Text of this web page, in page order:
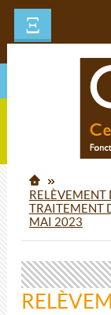
Ξ
TRAITEMENT
MAI 2023